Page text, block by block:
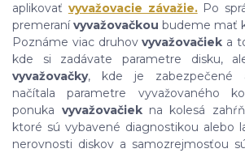
aplikovať vyvažovacie závažie.Po
premeranívyvažovačkou budeme mať
Poznáme viac druhovvyvažovačiek a
kde si zadávate parametre disku,
vyvažovačky, kde je zabezpečené
načítala parametre vyvažovaného
ponuka vyvažovačiekna kolesá
ktoré sú vybavené diagnostikou alebo
nerovnosti diskov a samozrejmosťou